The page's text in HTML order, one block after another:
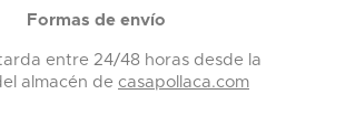
Formas de envío
entre 24/48 horas desde la
almacén de casapollaca.com